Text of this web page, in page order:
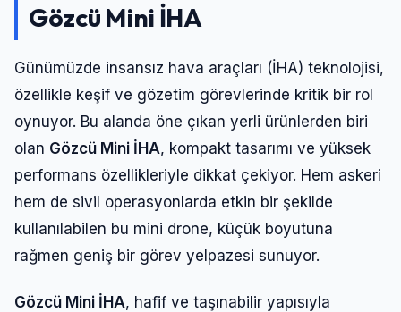
Gözcü Mini İHA
Günümüzde insansız hava araçları (İHA) teknolojisi,
özellikle keşif ve gözetim görevlerinde kritik bir rol
oynuyor. Bu alanda öne çıkan yerli ürünlerden biri
olan Gözcü Mini İHA, kompakt tasarımı ve yüksek
performans özellikleriyle dikkat çekiyor. Hem askeri
hem de sivil operasyonlarda etkin bir şekilde
kullanılabilen bu mini drone, küçük boyutuna
rağmen geniş bir görev yelpazesi sunuyor.
Gözcü Mini İHA, hafif ve taşınabilir yapısıyla